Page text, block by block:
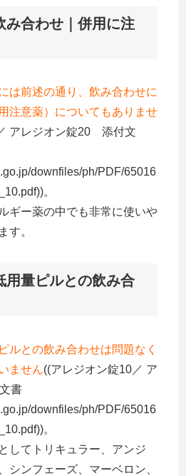
み合わせ｜併用に注
は前述の通り、飲み合わせに
注意薬）についてもありませ
アレジオン錠20 添付文
downfiles/ph/PDF/65016
。
ギー薬の中でも非常に使いや
す。
用量ピルとの飲み合
ルとの飲み合わせは問題なく
ません((アレジオン錠10／ ア
書
downfiles/ph/PDF/65016
。
してトリキュラー、アンジ
シンフェーズ、マーベロン、